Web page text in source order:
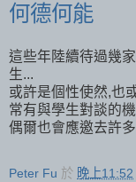
何德何能
這些年陸續待過幾
生...
或許是個性使然,也
常有與學生對談的
偶爾也會應邀去許
Peter Fu 於 晚上11:52